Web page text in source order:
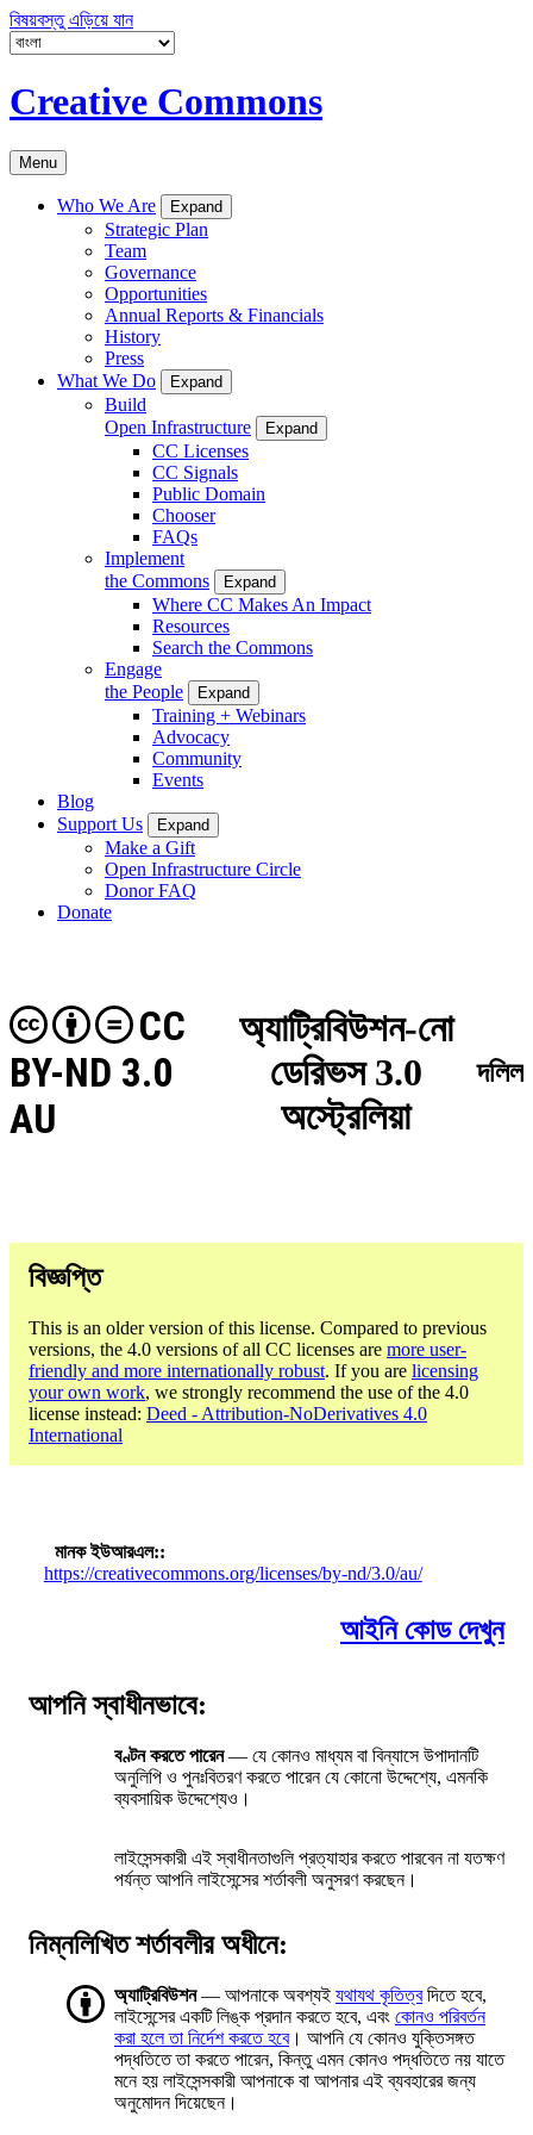
বিষয়বস্তু এড়িয়ে যান
Creative Commons
Menu
Who We Are Expand
Strategic Plan
Team
Governance
Opportunities
Annual Reports & Financials
History
Press
What We Do
Expand
Build
Open Infrastructure
Expand
CC Licenses
CC Signals
Public Domain
Chooser
FAQs
Implement
the Commons
Expand
Where CC Makes An Impact
Resources
Search the Commons
Engage
the People
Expand
Training + Webinars
Advocacy
Community
Events
Blog
Support Us
Expand
Make a Gift
Open Infrastructure Circle
Donor FAQ
Donate
অ্যাট্রিবিউশন-নো
ডেরিভস 3.0
অস্ট্রেলিয়া
CC
BY-ND 3.0
AU
দলিল
বিজ্ঞপ্তি
This is an older version of this license. Compared to previous
versions, the 4.0 versions of all CC licenses are more user-
friendly and more internationally robust. If you are licensing
your own work, we strongly recommend the use of the 4.0
license instead: Deed - Attribution-NoDerivatives 4.0
International
মানক ইউআরএল:
https://creativecommons.org/licenses/by-nd/3.0/au/
আইনি কোড দেখুন
আপনি স্বাধীনভাবে:
বণ্টন করতে পারেন— যে কোনও মাধ্যম বা বিন্যাসে উপাদানটি
অনুলিপি ও পুনঃবিতরণ করতে পারেন যে কোনো উদ্দেশ্যে, এমনকি
ব্যবসায়িক উদ্দেশ্যেও।
লাইসেন্সকারী এই স্বাধীনতাগুলি প্রত্যাহার করতে পারবেন না যতক্ষণ
পর্যন্ত আপনি লাইসেন্সের শর্তাবলী অনুসরণ করছেন।
নিম্নলিখিত শর্তাবলীর অধীনে:
অ্যাট্রিবিউশন— আপনাকে অবশ্যই যথাযথ কৃতিত্বদিতে হবে,
লাইসেন্সের একটি লিঙ্ক প্রদান করতে হবে, এবং কোনও পরিবর্তন
করা হলে তা নির্দেশ করতে হবে। আপনি যে কোনও যুক্তিসঙ্গত
পদ্ধতিতে তা করতে পারেন, কিন্তু এমন কোনও পদ্ধতিতে নয় যাতে
মনে হয় লাইসেন্সকারী আপনাকে বা আপনার এই ব্যবহারের জন্য
অনুমোদন দিয়েছেন।